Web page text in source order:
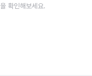
확인해보세요.